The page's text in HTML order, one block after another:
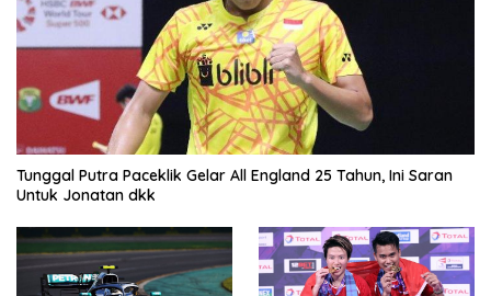
Tunggal Putra Paceklik Gelar All England 25 Tahun, Ini Saran
Untuk Jonatan dkk